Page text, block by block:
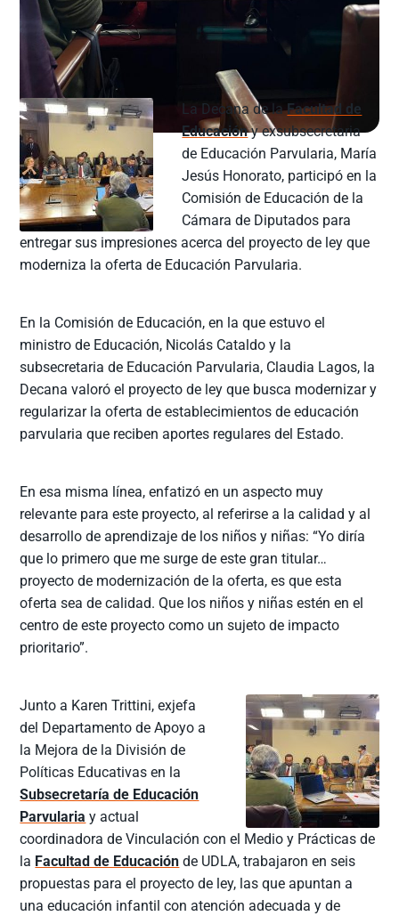
La Decana de laFacultad de
Educacióny exsubsecretaria
de Educación Parvularia, María
Jesús Honorato, participó en la
Comisión de Educación de la
Cámara de Diputados para
entregar sus impresiones acerca del proyecto de ley que
moderniza la oferta de Educación Parvularia.
En la Comisión de Educación, en la que estuvo el
ministro de Educación, Nicolás Cataldo y la
subsecretaria de Educación Parvularia, Claudia Lagos, la
Decana valoró el proyecto de ley que busca modernizar y
regularizar la oferta de establecimientos de educación
parvularia que reciben aportes regulares del Estado.
En esa misma línea, enfatizó en un aspecto muy
relevante para este proyecto, al referirse a la calidad y al
desarrollo de aprendizaje de los niños y niñas: “Yo diría
que lo primero que me surge de este gran titular…
proyecto de modernización de la oferta, es que esta
oferta sea de calidad. Que los niños y niñas estén en el
centro de este proyecto como un sujeto de impacto
prioritario”.
Junto a Karen Trittini, exjefa
del Departamento de Apoyo a
la Mejora de la División de
Políticas Educativas en la
Subsecretaría de Educación
Parvularia y actual
coordinadora de Vinculación con el Medio y Prácticas de
la Facultad de Educación de UDLA, trabajaron en seis
propuestas para el proyecto de ley, las que apuntan a
una educación infantil con atención adecuada y de